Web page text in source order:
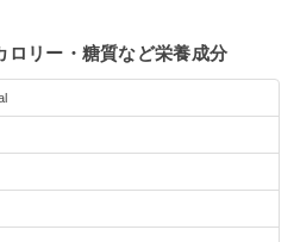
ロリー・糖質など栄養成分